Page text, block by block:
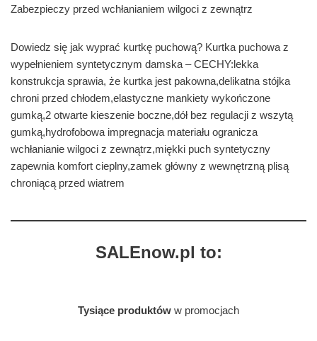
Zabezpieczy przed wchłanianiem wilgoci z zewnątrz
Dowiedz się jak wyprać kurtkę puchową? Kurtka puchowa z
wypełnieniem syntetycznym damska – CECHY:lekka
konstrukcja sprawia, że kurtka jest pakowna,delikatna stójka
chroni przed chłodem,elastyczne mankiety wykończone
gumką,2 otwarte kieszenie boczne,dół bez regulacji z wszytą
gumką,hydrofobowa impregnacja materiału ogranicza
wchłanianie wilgoci z zewnątrz,miękki puch syntetyczny
zapewnia komfort cieplny,zamek główny z wewnętrzną plisą
chroniącą przed wiatrem
SALEnow.pl to:
Tysiące produktów w promocjach